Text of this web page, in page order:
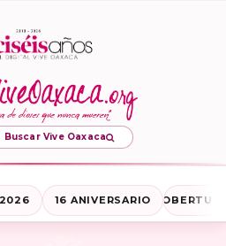
Buscar Vive Oaxaca
16 ANIVERSARIO